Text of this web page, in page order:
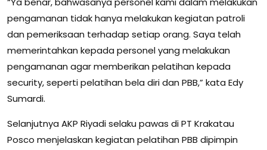
pengamanan tidak hanya melakukan kegiatan patroli
dan pemeriksaan terhadap setiap orang. Saya telah
memerintahkan kepada personel yang melakukan
pengamanan agar memberikan pelatihan kepada
security, seperti pelatihan bela diri dan PBB,” kata Edy
Sumardi.
Selanjutnya AKP Riyadi selaku pawas di PT Krakatau
Posco menjelaskan kegiatan pelatihan PBB dipimpin